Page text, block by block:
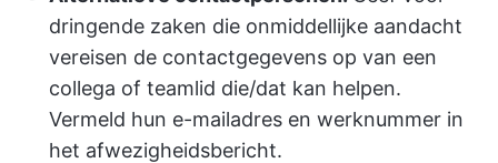
dringende zaken die onmiddellijke aandacht
vereisen de contactgegevens op van een
collega of teamlid die/dat kan helpen.
Vermeld hun e-mailadres en werknummer in
het afwezigheidsbericht.